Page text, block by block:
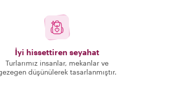
İyi hissettiren seyahat
Turlarımız insanlar, mekanlar ve
düşünülerek tasarlanmıştır.